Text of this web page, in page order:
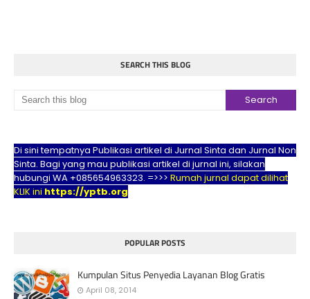
SEARCH THIS BLOG
Di sini tempatnya Publikasi artikel di Jurnal Sinta dan Jurnal Non
Sinta. Bagi yang mau publikasi artikel di jurnal ini, silakan
hubungi WA +085654963323. =>>> Rumah jurnal dapat dilihat
KLIK ini https://yptb.org
POPULAR POSTS
Kumpulan Situs Penyedia Layanan Blog Gratis
April 08, 2014